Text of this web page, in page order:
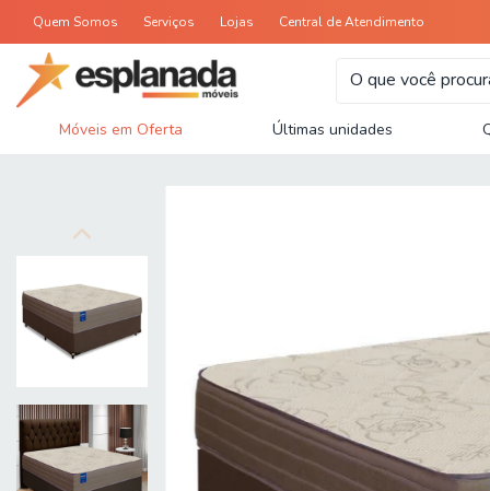
Quem Somos Serviços Lojas Central de Atendimento
Móveis em Oferta Últimas unidades